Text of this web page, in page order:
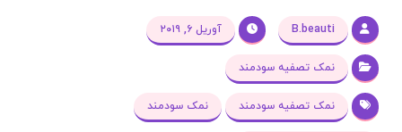
B.beauti آوریل ۶, ۲۰۱۹
نمک تصفیه سودمند
نمک تصفیه سودمند نمک سودمند